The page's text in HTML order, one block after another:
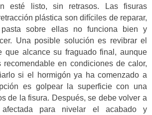
esté listo, sin retrasos. Las fisuras
plástica son difíciles de reparar,
sobre ellas no funciona bien y
Una posible solución es revibrar el
que alcance su fraguado final, aunque
en condiciones de calor,
si el hormigón ya ha comenzado a
es golpear la superficie con una
de la fisura. Después, se debe volver a
para nivelar el acabado y